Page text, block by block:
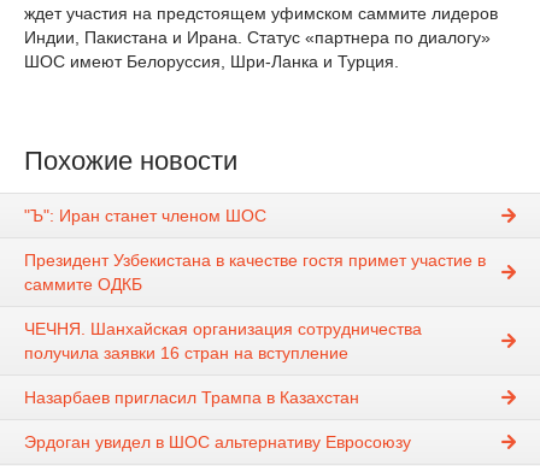
ждет участия на предстоящем уфимском саммите лидеров
Индии, Пакистана и Ирана. Статус «партнера по диалогу»
ШОС имеют Белоруссия, Шри-Ланка и Турция.
Похожие новости
"Ъ": Иран станет членом ШОС
Президент Узбекистана в качестве гостя примет участие в
саммите ОДКБ
ЧЕЧНЯ. Шанхайская организация сотрудничества
получила заявки 16 стран на вступление
Назарбаев пригласил Трампа в Казахстан
Эрдоган увидел в ШОС альтернативу Евросоюзу